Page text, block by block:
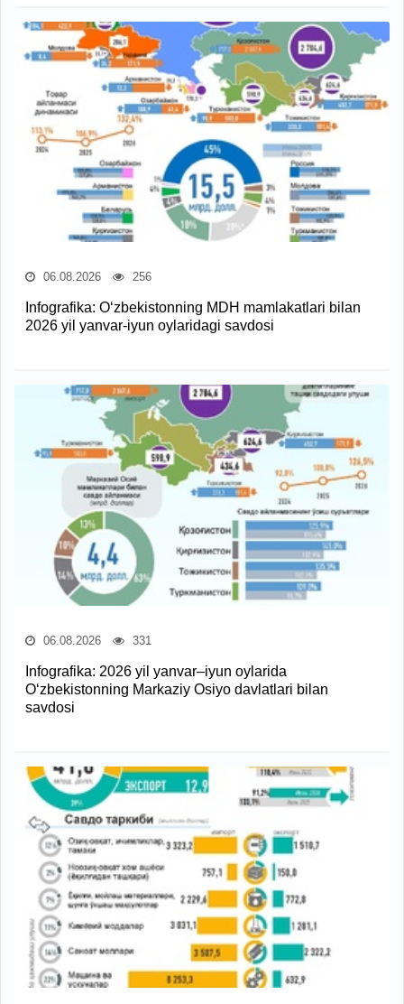
06.08.2026 256
Infografika: O‘zbekistonning MDH mamlakatlari bilan
2026 yil yanvar-iyun oylaridagi savdosi
06.08.2026 331
Infografika: 2026 yil yanvar–iyun oylarida
O‘zbekistonning Markaziy Osiyo davlatlari bilan
savdosi